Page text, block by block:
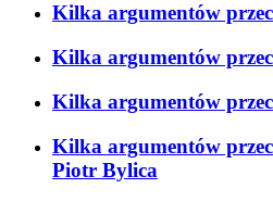
Kilka argumentów
Kilka argumentów
Kilka argumentów
Kilka argumentów
Piotr Bylica